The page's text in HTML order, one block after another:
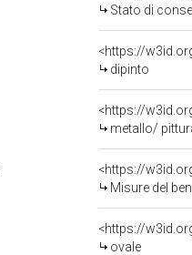
Stato di
<https://
dipinto
<https://
metallo/
<https://
Misure del
<https://
ovale